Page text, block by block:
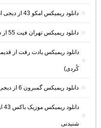
دانلود ریمیکس امکو 43 از دیجی ام کو (پادکست طولانی عاشقانه)
دانلود ریمیکس تهران فیت 55 از دیجی باربد و محمد موریانی
دانلود ریمیکس یادت رفت از
کُردی)
دانلود ریمیکس گمبرون 6 از دیجی 4A (ریمیکس طولانی شاد بندری جنوبی)
شنیدنی